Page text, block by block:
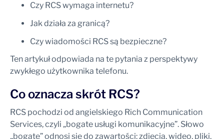
Czy RCS wymaga internetu?
Jak działa za granicą?
Czy wiadomości RCS są bezpieczne?
Ten artykuł odpowiada na te pytania z perspektywy
zwykłego użytkownika telefonu.
Co oznacza skrót RCS?
RCS pochodzi od angielskiego Rich Communication
Services, czyli „bogate usługi komunikacyjne”. Słowo
„bogate” odnosi się do zawartości: zdjęcia, wideo, pliki,